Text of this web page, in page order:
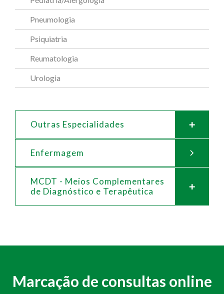
Pneumologia
Psiquiatria
Reumatologia
Urologia
Outras Especialidades
Enfermagem
MCDT - Meios Complementares
de Diagnóstico e Terapêutica
Marcação de consultas online